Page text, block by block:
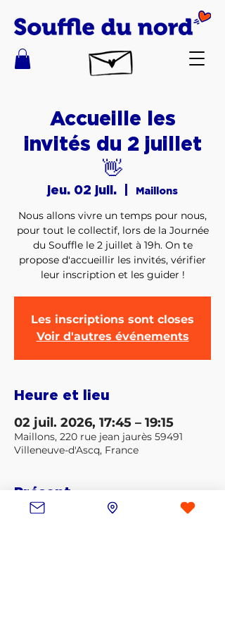
Accueille les
invités du 2 juillet
👋
jeu. 02 juil. Maillons
Nous allons vivre un temps pour nous,
pour tout le collectif, lors de la Journée
du Souffle le 2 juillet à 19h. On te
propose d'accueillir les invités, vérifier
leur inscription et les guider !
Les inscriptions sont closes
Voir d'autres événements
Heure et lieu
02 juil. 2026, 17:45 – 19:15
Maillons, 220 rue jean jaurès 59491
Villeneuve-d'Ascq, France
Présent